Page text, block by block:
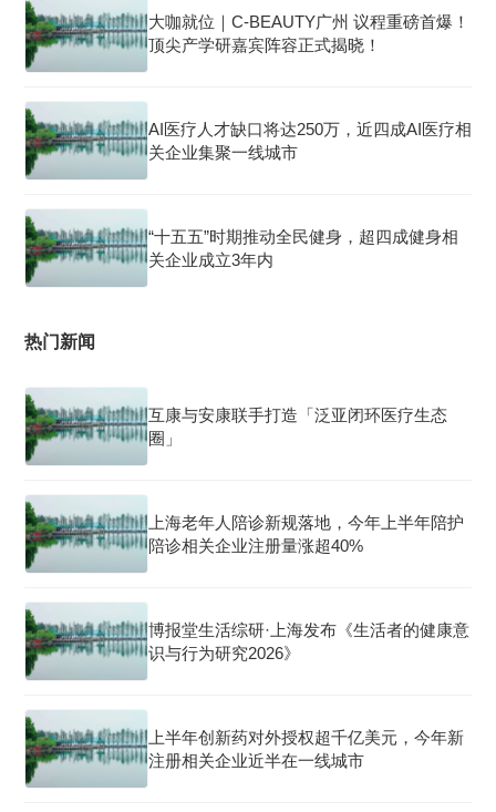
大咖就位｜C-BEAUTY广州 议程重磅首爆！
顶尖产学研嘉宾阵容正式揭晓！
AI医疗人才缺口将达250万，近四成AI医疗相
关企业集聚一线城市
“十五五”时期推动全民健身，超四成健身相
关企业成立3年内
热门新闻
互康与安康联手打造「泛亚闭环医疗生态
圈」
上海老年人陪诊新规落地，今年上半年陪护
陪诊相关企业注册量涨超40%
博报堂生活综研·上海发布《生活者的健康意
识与行为研究2026》
上半年创新药对外授权超千亿美元，今年新
注册相关企业近半在一线城市